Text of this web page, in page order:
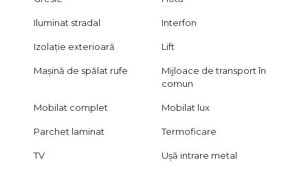
contactați B-North Real Estate.
Iluminat stradal Interfon
Izolație exterioară Lift
Mașină de spălat rufe
Mijloace de transport în
comun
Mobilat complet Mobilat lux
Parchet laminat Termoficare
TV Ușă intrare metal